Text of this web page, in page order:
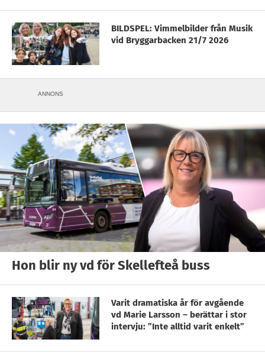
BILDSPEL: Vimmelbilder från Musik
vid Bryggarbacken 21/7 2026
ANNONS
Hon blir ny vd för Skellefteå buss
Varit dramatiska år för avgående
vd Marie Larsson – berättar i stor
intervju: ”Inte alltid varit enkelt”